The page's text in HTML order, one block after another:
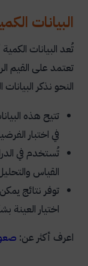
البيانات
تُعد البيانات
تعتمد على القيم
النحو نذكر
تتيح هذه
في اختبار
تُستخدم في
القياس
توفر نتائج
اختيار
اعرف أكثر عن: